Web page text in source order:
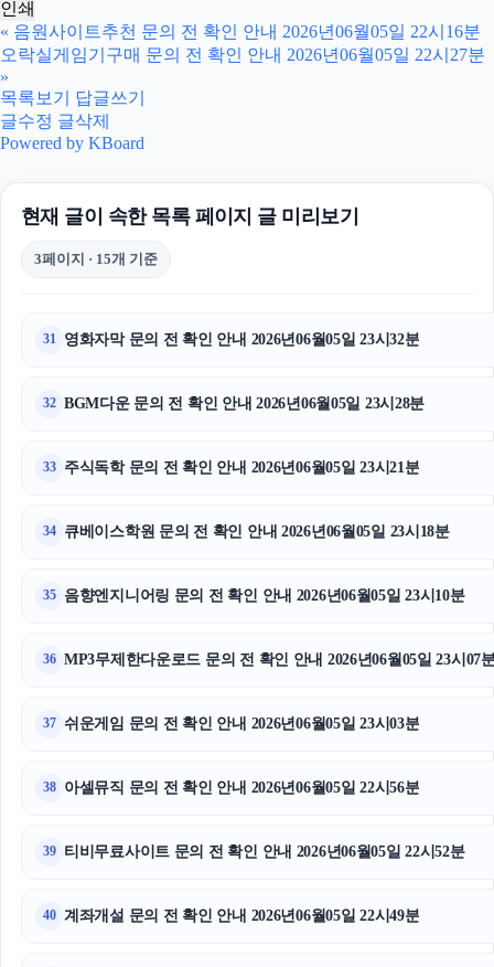
부산흥신소
용인하수구막힘
강동구하수구막힘
폰테크
이혼변호사
불륜증거
인쇄
« 음원사이트추천 문의 전 확인 안내 2026년06월05일 22시16분
오락실게임기구매 문의 전 확인 안내 2026년06월05일 22시27분
»
목록보기
답글쓰기
글수정 글삭제
Powered by KBoard
현재 글이 속한 목록 페이지 글 미리보기
3페이지 · 15개 기준
31 영화자막 문의 전 확인 안내 2026년06월05일 23시32분
32 BGM다운 문의 전 확인 안내 2026년06월05일 23시28분
33 주식독학 문의 전 확인 안내 2026년06월05일 23시21분
34 큐베이스학원 문의 전 확인 안내 2026년06월05일 23시18분
35 음향엔지니어링 문의 전 확인 안내 2026년06월05일 23시10분
36 MP3무제한다운로드 문의 전 확인 안내 2026년06월05일 23시07
37 쉬운게임 문의 전 확인 안내 2026년06월05일 23시03분
38 아셀뮤직 문의 전 확인 안내 2026년06월05일 22시56분
39 티비무료사이트 문의 전 확인 안내 2026년06월05일 22시52분
40 계좌개설 문의 전 확인 안내 2026년06월05일 22시49분